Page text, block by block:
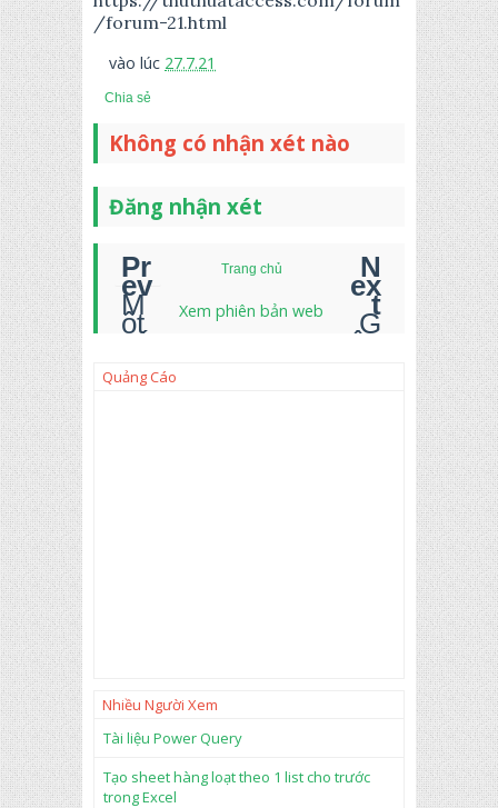
/forum-21.html
vào lúc 27.7.21
Chia sẻ
Không có nhận xét nào
Đăng nhận xét
M
ột
cá
tạ
R
ep
t
G
ộp
Trang chủ
Xem phiên bản web
Quảng Cáo
Nhiều Người Xem
Tài liệu Power Query
Tạo sheet hàng loạt theo 1 list cho trước
trong Excel